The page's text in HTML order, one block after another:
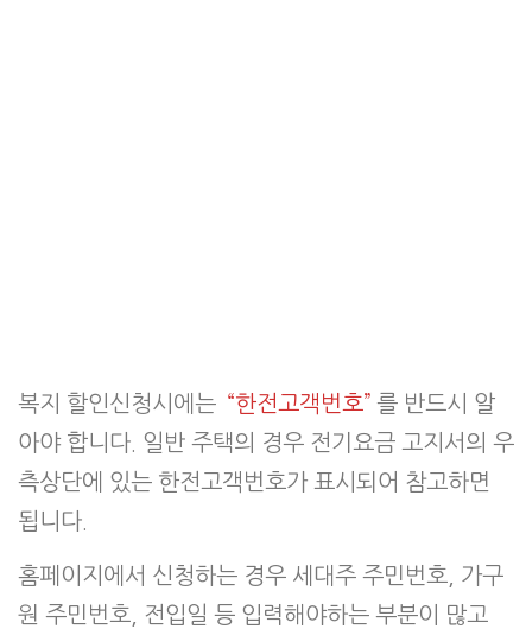
복지 할인신청시에는 “한전고객번호” 를 반드시 알
아야 합니다. 일반 주택의 경우 전기요금 고지서의 우
측상단에 있는 한전고객번호가 표시되어 참고하면
됩니다.
홈페이지에서 신청하는 경우 세대주 주민번호, 가구
원 주민번호, 전입일 등 입력해야하는 부분이 많고